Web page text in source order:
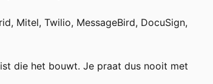
Mitel, Twilio, MessageBird, DocuSign,
die het bouwt. Je praat dus nooit met